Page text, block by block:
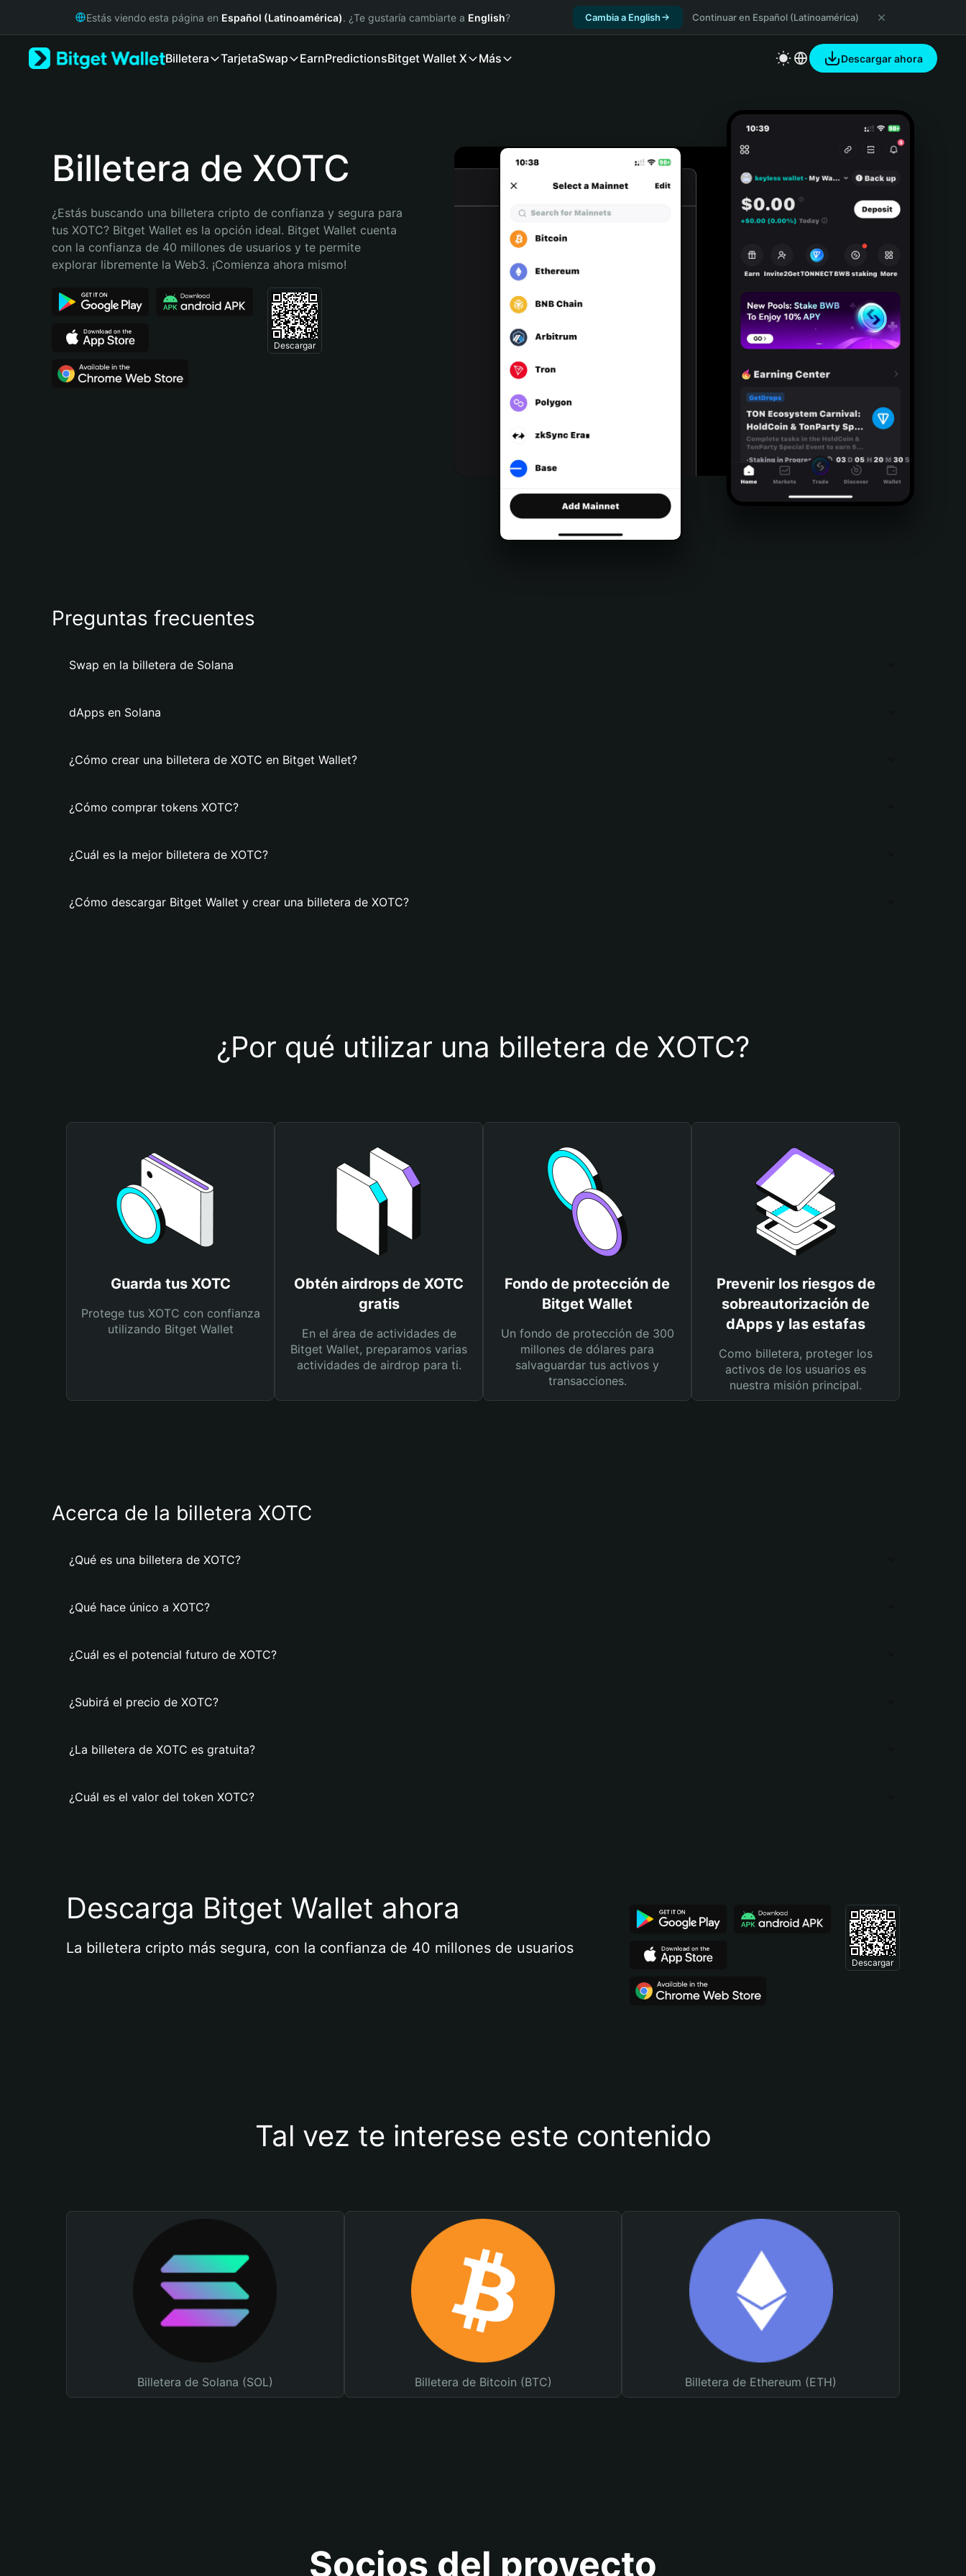
Русский
Bahasa Indonesia
Português (Brasil)
Estás viendo esta página en Español (Latinoamérica). ¿Te gustaría cambiarte a English? Cambia a English Continuar en Español (Latinoamérica)
Billetera TarjetaSwap EarnPredictionsBitget Wallet X Más Descargar ahora
Billetera de XOTC
¿Estás buscando una billetera cripto de confianza y segura para
tus XOTC? Bitget Wallet es la opción ideal. Bitget Wallet cuenta
con la confianza de 40 millones de usuarios y te permite
explorar libremente la Web3. ¡Comienza ahora mismo!
Descargar
Preguntas frecuentes
Swap en la billetera de Solana
dApps en Solana
¿Cómo crear una billetera de XOTC en Bitget Wallet?
¿Cómo comprar tokens XOTC?
¿Cuál es la mejor billetera de XOTC?
¿Cómo descargar Bitget Wallet y crear una billetera de XOTC?
¿Por qué utilizar una billetera de XOTC?
Guarda tus XOTC
Protege tus XOTC con confianza
utilizando Bitget Wallet
Obtén airdrops de XOTC
gratis
En el área de actividades de
Bitget Wallet, preparamos varias
actividades de airdrop para ti.
Fondo de protección de
Bitget Wallet
Un fondo de protección de 300
millones de dólares para
salvaguardar tus activos y
transacciones.
Prevenir los riesgos de
sobreautorización de
dApps y las estafas
Como billetera, proteger los
activos de los usuarios es
nuestra misión principal.
Acerca de la billetera XOTC
¿Qué es una billetera de XOTC?
¿Qué hace único a XOTC?
¿Cuál es el potencial futuro de XOTC?
¿Subirá el precio de XOTC?
¿La billetera de XOTC es gratuita?
¿Cuál es el valor del token XOTC?
Descarga Bitget Wallet ahora
La billetera cripto más segura, con la confianza de 40 millones de usuarios
Descargar
Tal vez te interese este contenido
Billetera de Solana (SOL) Billetera de Bitcoin (BTC) Billetera de Ethereum (ETH)
Socios del proyecto